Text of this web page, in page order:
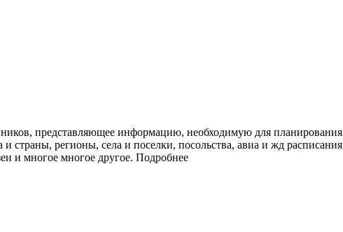
представляющее информацию, необходимую для
и страны, регионы, села и поселки, посольства, авиа и жд
и многое многое другое. Подробнее